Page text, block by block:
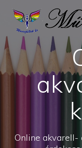
Online akvarell-